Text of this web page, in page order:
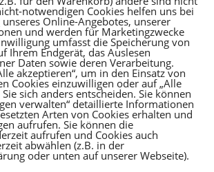
das Nervensystem und fördern
Cortisol und steigert das
wahr – und damit auch das Kind
stärkt das Vertrauen in den
notwendigen Cookies helfen uns bei
Online-Angebotes, unserer
und werden für Marketingzwecke
umfasst die Speicherung von
Ihrem Endgerät, das Auslesen
Daten sowie deren Verarbeitung.
akzeptieren“, um in den Einsatz von
Cookies einzuwilligen oder auf „Alle
sich anders entscheiden. Sie können
verwalten“ detaillierte Informationen
Arten von Cookies erhalten und
aufrufen. Sie können die
aufrufen und Cookies auch
abwählen (z.B. in der
oder unten auf unserer Webseite).